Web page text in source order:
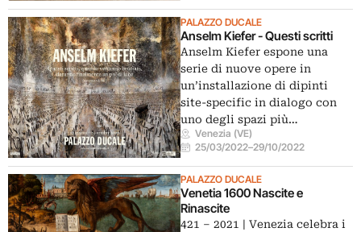
PALAZZO DUCALE
Anselm Kiefer - Questi scritti
Anselm Kiefer espone una
serie di nuove opere in
un’installazione di dipinti
site-specific in dialogo con
uno degli spazi più…
Venezia (VE)
25/03/2022–29/10/2022
PALAZZO DUCALE
Venetia 1600 Nascite e
Rinascite
421 – 2021 | Venezia celebra i